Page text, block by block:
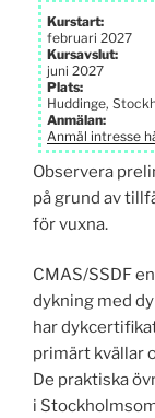
Kurstart:
februari 2027
Kursavslut:
juni 2027
Plats:
Huddinge,
Anmälan:
Anmäl intresse
Observera
på grund av
för vuxna.
CMAS/SSDF
dykning med
har
primärt kvällar
De praktiska
i